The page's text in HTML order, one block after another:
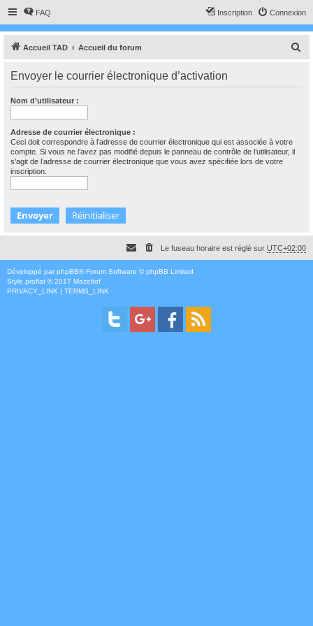
FAQ Connexion
Inscription
Accueil TAD Accueil du forum
Envoyer le courrier électronique d’activation
Nom d’utilisateur :
Adresse de courrier électronique :
Ceci doit correspondre à l’adresse de courrier électronique qui est associée à votre
compte. Si vous ne l’avez pas modifié depuis le panneau de contrôle de l’utilisateur, il
s’agit de l’adresse de courrier électronique que vous avez spécifiée lors de votre
inscription.
Le fuseau horaire est réglé sur UTC+02:00
Développé par phpBB® Forum Software © phpBB Limited
Style proflat © 2017 Mazeltof
PRIVACY_LINK | TERMS_LINK